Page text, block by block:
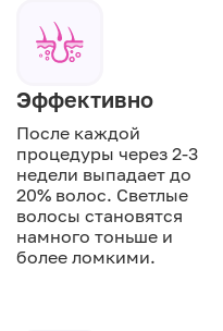
Эффективно
После каждой
процедуры через 2-3
недели выпадает до
20% волос. Светлые
волосы становятся
намного тоньше и
более ломкими.